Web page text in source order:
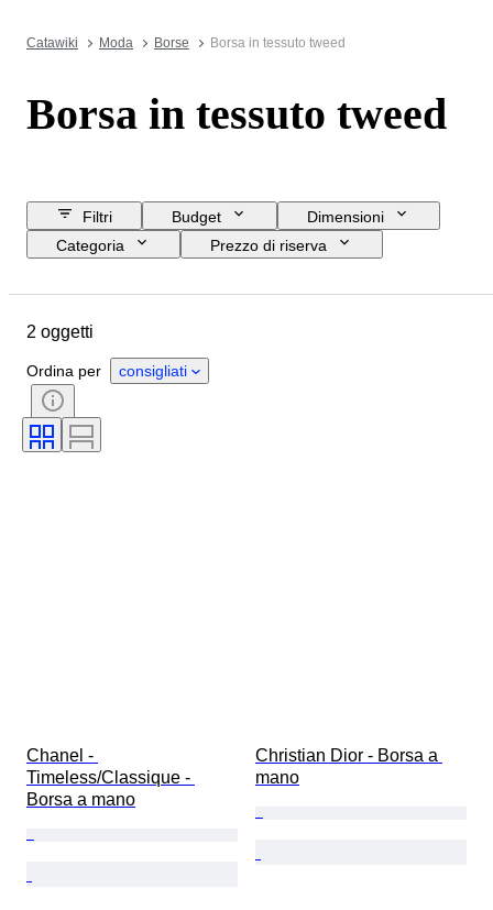
Catawiki Moda Borse Borsa in tessuto tweed
Borsa in tessuto tweed
Filtri Budget
Dimensioni
Categoria
Prezzo di riserva
Condizioni
Accessori inclusi
Modello
2 oggetti
Ordina per consigliati
Chanel -
Timeless/Classique -
Borsa a mano
Christian Dior - Borsa a
mano